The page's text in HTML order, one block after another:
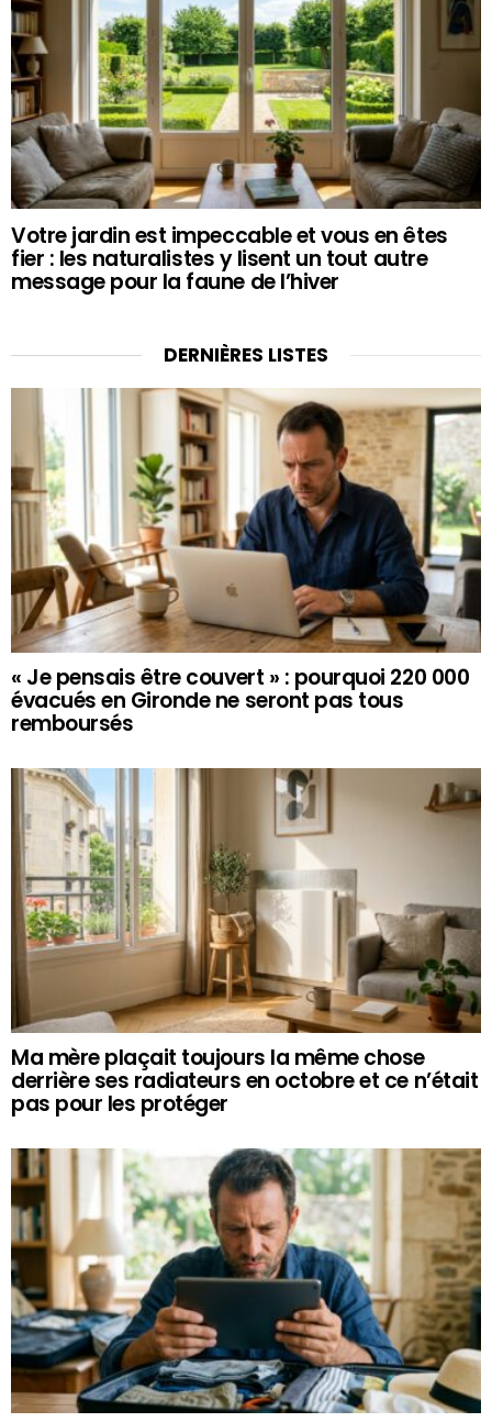
Votre jardin est impeccable et vous en êtes
fier : les naturalistes y lisent un tout autre
message pour la faune de l’hiver
DERNIÈRES LISTES
« Je pensais être couvert » : pourquoi 220 000
évacués en Gironde ne seront pas tous
remboursés
Ma mère plaçait toujours la même chose
derrière ses radiateurs en octobre et ce n’était
pas pour les protéger